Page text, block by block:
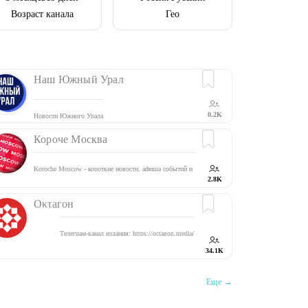
Возраст канала
Гео
Наш Южный Урал
Новости Южного Урала 0.2K
Короче Москва
Koroche Moscow - короткие новости, афиша событий и
t.me/koroche_moscow
Связь -@tropikot
2.8K
Оκτагон
Телеграм-канал издания: https://octagon.media/
34.1K
Еще →